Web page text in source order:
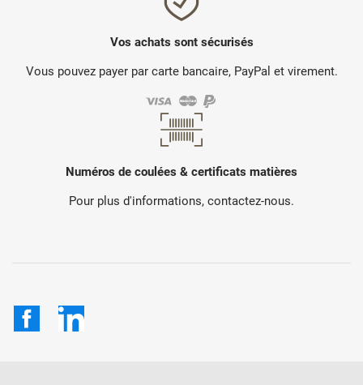
Vos achats sont sécurisés
Vous pouvez payer par carte bancaire, PayPal et virement.
Numéros de coulées & certificats matières
Pour plus d'informations, contactez-nous.
FacebookLinkedIn